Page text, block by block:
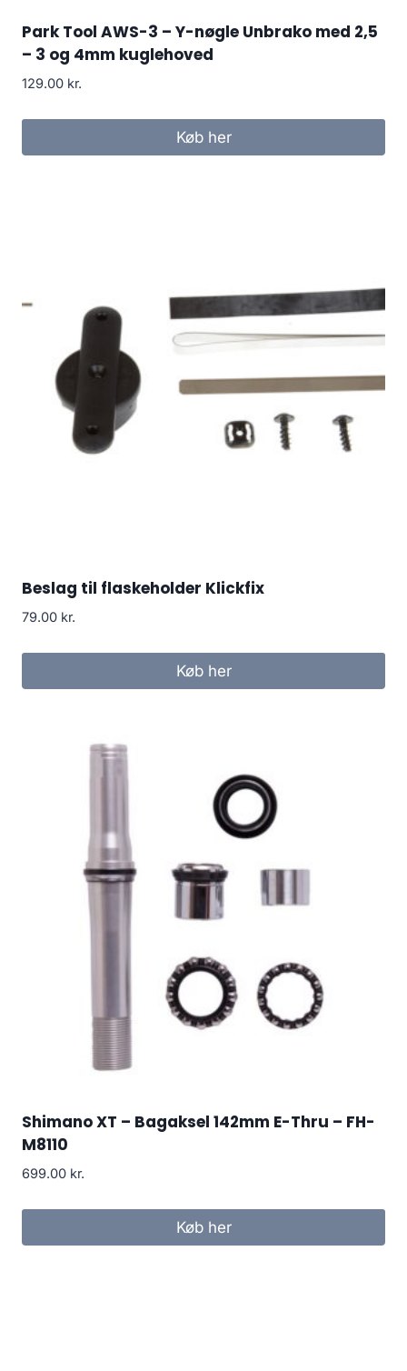
Park Tool AWS-3 – Y-nøgle Unbrako med 2,5
– 3 og 4mm kuglehoved
129.00 kr.
Køb her
Beslag til flaskeholder Klickfix
79.00 kr.
Køb her
Shimano XT – Bagaksel 142mm E-Thru – FH-
M8110
699.00 kr.
Køb her